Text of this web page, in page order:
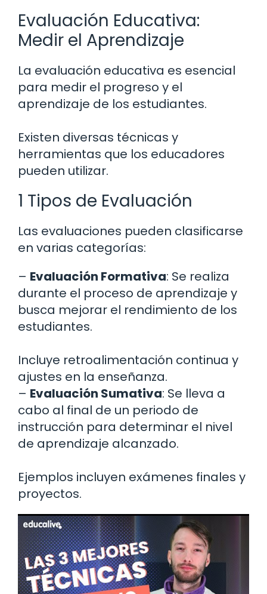
Evaluación Educativa:
Medir el Aprendizaje
La evaluación educativa es esencial
para medir el progreso y el
aprendizaje de los estudiantes.
Existen diversas técnicas y
herramientas que los educadores
pueden utilizar.
1 Tipos de Evaluación
Las evaluaciones pueden clasificarse
en varias categorías:
– Evaluación Formativa: Se realiza
durante el proceso de aprendizaje y
busca mejorar el rendimiento de los
estudiantes.
Incluye retroalimentación continua y
ajustes en la enseñanza.
– Evaluación Sumativa: Se lleva a
cabo al final de un periodo de
instrucción para determinar el nivel
de aprendizaje alcanzado.
Ejemplos incluyen exámenes finales y
proyectos.